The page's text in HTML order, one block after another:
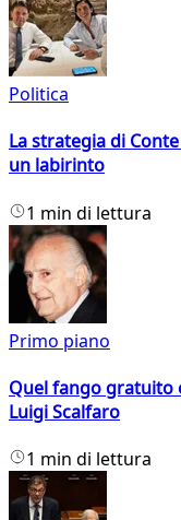
Politica
La strategia di
un labirinto
1 min di lettura
Primo piano
Quel fango gratuito
Luigi Scalfaro
1 min di lettura